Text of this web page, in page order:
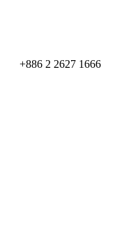
+886 2 2627 1666